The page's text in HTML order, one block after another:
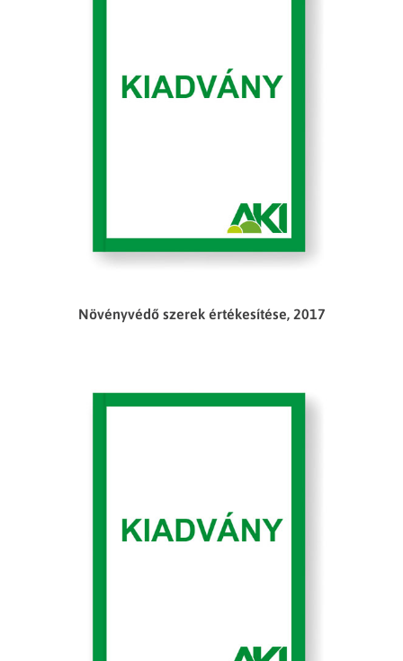
Növényvédő szerek értékesítése, 2017